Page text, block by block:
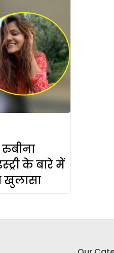
के बारे में
खुलासा